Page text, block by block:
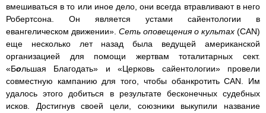
вмешиваться в то или иное дело, они всегда втравливают в него
Робертсона. Он является устами сайентологии в
евангелическом движении». Сеть оповещения о культах (CAN)
еще несколько лет назад была ведущей американской
организацией для помощи жертвам тоталитарных сект.
«Большая Благодать» и «Церковь сайентологии» провели
совместную кампанию для того, чтобы обанкротить CAN. Им
удалось этого добиться в результате бесконечных судебных
исков. Достигнув своей цели, союзники выкупили название